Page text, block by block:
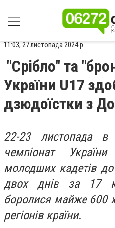
11:03, 27 листопада 2024 р.
"Срібло" та
України U17
дзюдоїстки з
22-23 листопада в
чемпіонат
молодших кадетів
двох днів за 17
боролися майже 600
регіонів країни.